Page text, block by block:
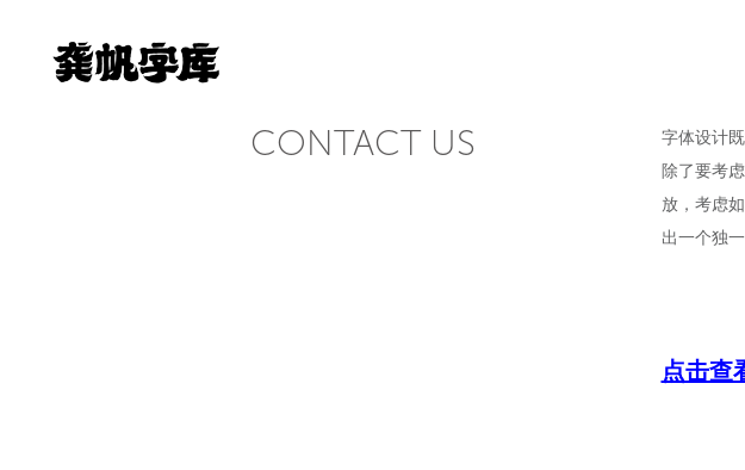
CONTACT US
字体设计
除了要考
放，考虑
出一个独
点击查